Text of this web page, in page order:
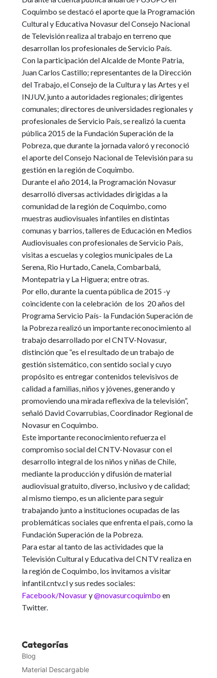
Coquimbo se destacó el aporte que la Programación
Cultural y Educativa Novasur del Consejo Nacional
de Televisión realiza al trabajo en terreno que
desarrollan los profesionales de Servicio País.
Con la participación del Alcalde de Monte Patria,
Juan Carlos Castillo; representantes de la Dirección
del Trabajo, el Consejo de la Cultura y las Artes y el
INJUV, junto a autoridades regionales; dirigentes
comunales; directores de universidades regionales y
profesionales de Servicio País, se realizó la cuenta
pública 2015 de la Fundación Superación de la
Pobreza, que durante la jornada valoró y reconoció
el aporte del Consejo Nacional de Televisión para su
gestión en la región de Coquimbo.
Durante el año 2014, la Programación Novasur
desarrolló diversas actividades dirigidas a la
comunidad de la región de Coquimbo, como
muestras audiovisuales infantiles en distintas
comunas y barrios, talleres de Educación en Medios
Audiovisuales con profesionales de Servicio País,
visitas a escuelas y colegios municipales de La
Serena, Rio Hurtado, Canela, Combarbalá,
Montepatria y La Higuera; entre otras.
Por ello, durante la cuenta pública de 2015 -y
coincidente con la celebración de los 20 años del
Programa Servicio País- la Fundación Superación de
la Pobreza realizó un importante reconocimiento al
trabajo desarrollado por el CNTV-Novasur,
distinción que “es el resultado de un trabajo de
gestión sistemático, con sentido social y cuyo
propósito es entregar contenidos televisivos de
calidad a familias, niños y jóvenes, generando y
promoviendo una mirada reflexiva de la televisión”,
señaló David Covarrubias, Coordinador Regional de
Novasur en Coquimbo.
Este importante reconocimiento refuerza el
compromiso social del CNTV-Novasur con el
desarrollo integral de los niños y niñas de Chile,
mediante la producción y difusión de material
audiovisual gratuito, diverso, inclusivo y de calidad;
al mismo tiempo, es un aliciente para seguir
trabajando junto a instituciones ocupadas de las
problemáticas sociales que enfrenta el país, como la
Fundación Superación de la Pobreza.
Para estar al tanto de las actividades que la
Televisión Cultural y Educativa del CNTV realiza en
la región de Coquimbo, los invitamos a visitar
infantil.cntv.cl y sus redes sociales:
Facebook/Novasury@novasurcoquimboen
Twitter.
Categorías
Blog
Material Descargable